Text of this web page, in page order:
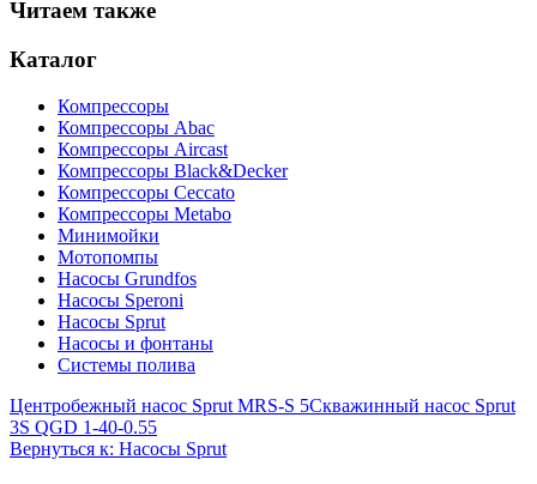
Читаем также
Каталог
Компрессоры
Компрессоры Abac
Компрессоры Aircast
Компрессоры Black&Decker
Компрессоры Ceccato
Компрессоры Metabo
Минимойки
Мотопомпы
Насосы Grundfos
Насосы Speroni
Насосы Sprut
Насосы и фонтаны
Системы полива
Центробежный насос Sprut MRS-S 5Скважинный насос Sprut
3S QGD 1-40-0.55
Вернуться к: Насосы Sprut